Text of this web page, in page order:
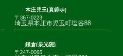
本庄児玉(真鏡寺)
〒367-0223
埼玉県本庄市児玉町塩谷88
鎌倉(泉光院)
〒247-0065